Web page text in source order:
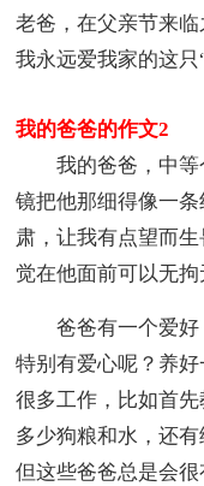
老爸，在父亲节来临
我永远爱我家的这只
我的爸爸的作文2
我的爸爸，中等
镜把他那细得像一
肃，让我有点望而
觉在他面前可以无拘
爸爸有一个爱好
特别有爱心呢？养
很多工作，比如首
多少狗粮和水，还
但这些爸爸总是会